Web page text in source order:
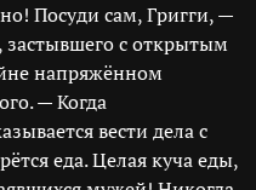
Посуди сам, Григги, —
с открытым
напряжённом
— Когда
вести дела с
еда. Целая куча еды,